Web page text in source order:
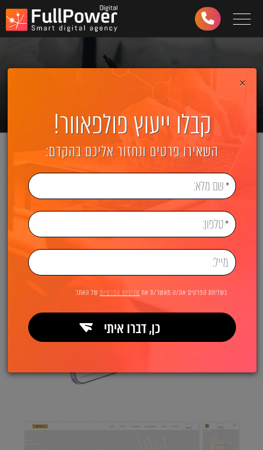
Toggle navigation
997 ×
קבלו ייעוץ פולפאוור!
השאירו פרטים ונחזור אליכם בהקדם:
בשליחת הפרטים את/ה מאשר/ת את מדיניות הפרטיותשל האתר
כן, דברו איתי